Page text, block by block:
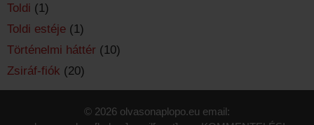
Toldi (1)
Toldi estéje (1)
Történelmi háttér (10)
Zsiráf-fiók (20)
© 2026 olvasonaplopo.eu email: